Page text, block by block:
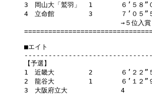
3　岡山大「鷲羽」	1	６’５８”０９
4　立命館		3	７’０５”５３
■エイト
【予選】
1　近畿大		2	６’２２”５８
2　龍谷大		1	６’１２”９０
3　大阪府立大		4	６’５６”５０